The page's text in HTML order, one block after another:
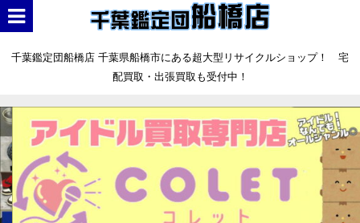
千葉鑑定団船橋店 千葉県船橋市にある超大型リサイクルショップ！ 宅
配買取・出張買取も受付中！